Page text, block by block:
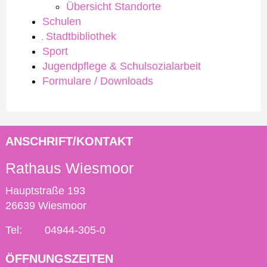
Übersicht Standorte
Schulen
Stadtbibliothek
Sport
Jugendpflege & Schulsozialarbeit
Formulare / Downloads
ANSCHRIFT/KONTAKT
Rathaus Wiesmoor
Hauptstraße 193
26639 Wiesmoor
Tel: 04944-305-0
ÖFFNUNGSZEITEN